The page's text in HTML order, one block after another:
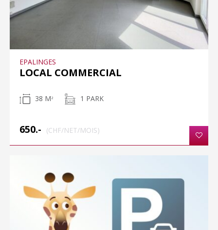
EPALINGES
LOCAL COMMERCIAL
38 M 2 1 PARK
650.- (CHF/NET/MOIS)